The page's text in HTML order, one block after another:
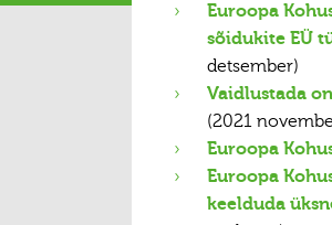
Euroopa
sõidukite EÜ
detsember)
Vaidlustada
(2021
Euroopa
Euroopa
keelduda